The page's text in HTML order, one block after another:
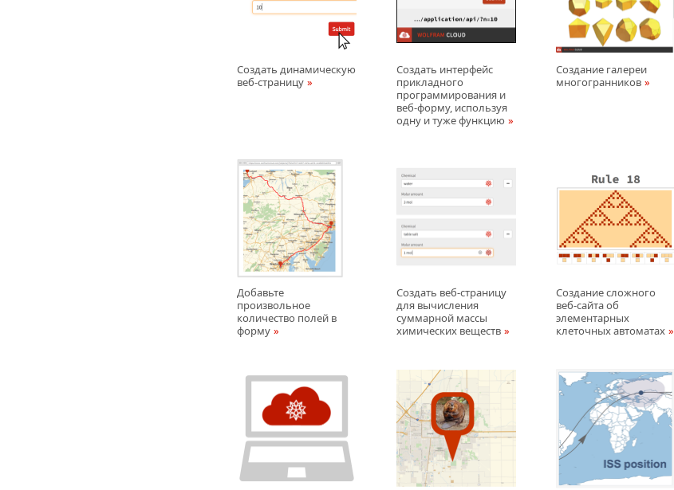
Создать динамическую
веб-страницу
Создать интерфейс
прикладного
программирования и
веб-форму, используя
одну и туже функцию
Создание галереи
многогранников
Добавьте
произвольное
количество полей в
форму
Создать веб-страницу
для вычисления
суммарной массы
химических веществ
Создание сложного
веб-сайта об
элементарных
клеточных автоматах